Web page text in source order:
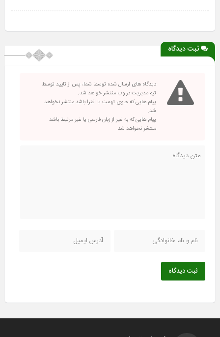
ثبت دیدگاه
دیدگاه های ارسال شده توسط شما، پس از تایید توسط
تیم مدیریت در وب منتشر خواهد شد.
پیام هایی که حاوی تهمت یا افترا باشد منتشر نخواهد
شد.
پیام هایی که به غیر از زبان فارسی یا غیر مرتبط باشد
منتشر نخواهد شد.
ثبت دیدگاه